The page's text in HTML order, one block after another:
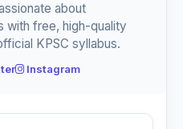
about
with free, high-quality
KPSC syllabus.
Instagram